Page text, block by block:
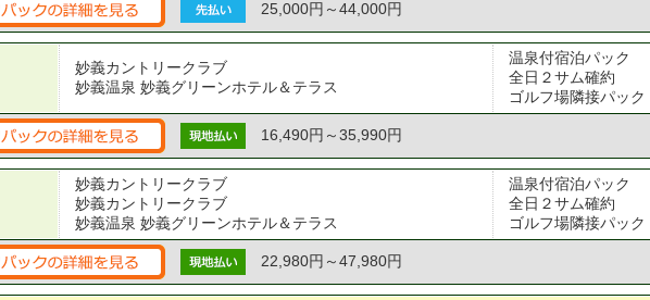
25,000円～44,000円
妙義カントリークラブ
妙義温泉 妙義グリーンホテル＆テラス
温泉付宿泊パック
全日２サム確約
ゴルフ場隣接パック
16,490円～35,990円
妙義カントリークラブ
妙義カントリークラブ
妙義温泉 妙義グリーンホテル＆テラス
温泉付宿泊パック
全日２サム確約
ゴルフ場隣接パック
22,980円～47,980円